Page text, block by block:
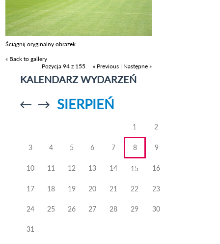
Ściągnij oryginalny obrazek
« Back to gallery
Pozycja 94 z 155
« Previous | Następne »
KALENDARZ WYDARZEŃ
Przejdź doPrzejdź do
SIERPIEŃ
1 2
3 4 5 6 7 8 9
10 11 12 13 14 15 16
17 18 19 20 21 22 23
24 25 26 27 28 29 30
31